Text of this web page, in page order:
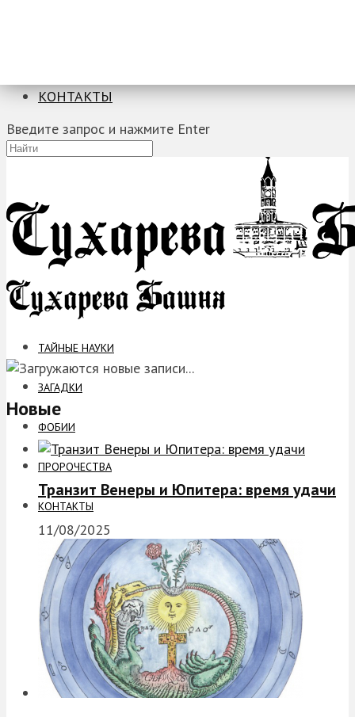
КОНТАКТЫ
Введите запрос и нажмите Enter
ТАЙНЫЕ НАУКИ
ЗАГАДКИ
ФОБИИ
ПРОРОЧЕСТВА
КОНТАКТЫ
Новые
Транзит Венеры и Юпитера: время удачи
11/08/2025